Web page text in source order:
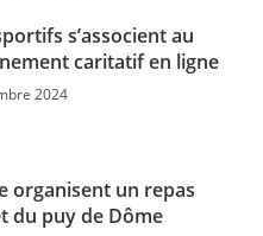
s’associent au
caritatif en ligne
2024
organisent un repas
du puy de Dôme